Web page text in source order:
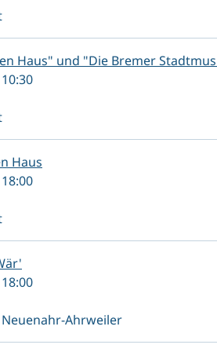
Haus" und "Die Bremer
Haus
Ahrweiler